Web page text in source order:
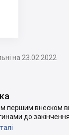
на 23.02.2022
першим внеском
до